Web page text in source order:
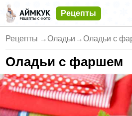
Рецепты
Рецепты →Оладьи →Оладьи с
Оладьи с фаршем